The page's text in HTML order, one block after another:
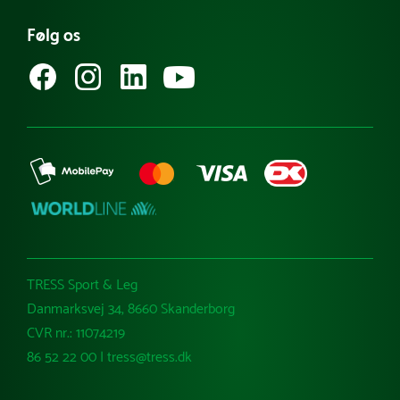
Specialdesign dit eget net
Købsvilkår (erhverv)
Følg os
TRESS Sport & Leg
Danmarksvej 34, 8660 Skanderborg
CVR nr.: 11074219
86 52 22 00 | tress@tress.dk